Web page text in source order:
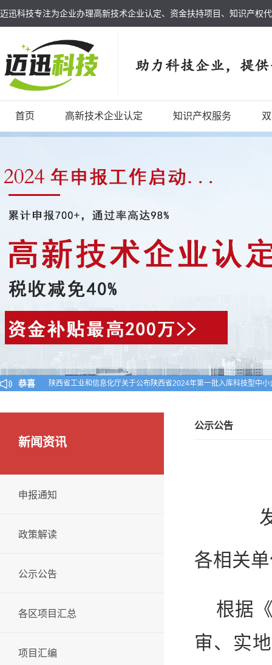
迈迅科技专注为企业办理高新技术企业认定、资金扶持项目、知识产权
首页 高新技术企业认定 知识产权服务
恭喜
陕西省工业和信息化厅关于公布陕西省2024年第一批入库科技型中小
西安高新区工业和信息化局关于组织申报首批数字化转型服务商和“
公示公告
各相关
根据
审、实
新闻资讯
申报通知
政策解读
公示公告
各区项目汇总
项目汇编